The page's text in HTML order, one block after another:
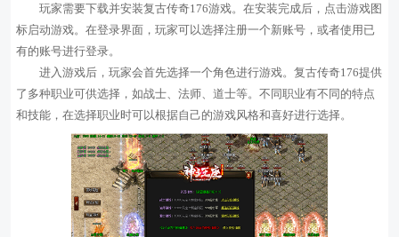
玩家需要下载并安装复古传奇176游戏。在安装完成后，点击游戏图
标启动游戏。在登录界面，玩家可以选择注册一个新账号，或者使用已
有的账号进行登录。
进入游戏后，玩家会首先选择一个角色进行游戏。复古传奇176提供
了多种职业可供选择，如战士、法师、道士等。不同职业有不同的特点
和技能，在选择职业时可以根据自己的游戏风格和喜好进行选择。